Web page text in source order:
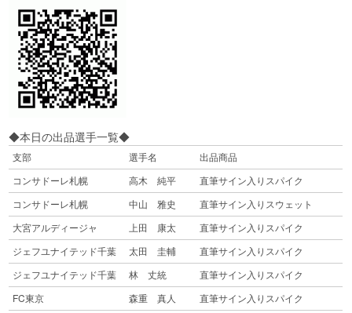
◆本日の出品選手一覧◆
支部 選手名
出品商品
コンサドーレ札幌
高木 純平
直筆サイン入りスパイク
コンサドーレ札幌
中山 雅史
直筆サイン入りスウェット
大宮アルディージャ
上田 康太
直筆サイン入りスパイク
ジェフユナイテッド千葉
太田 圭輔
直筆サイン入りスパイク
ジェフユナイテッド千葉
林 丈統
直筆サイン入りスパイク
FC東京
森重 真人 直筆サイン入りスパイク